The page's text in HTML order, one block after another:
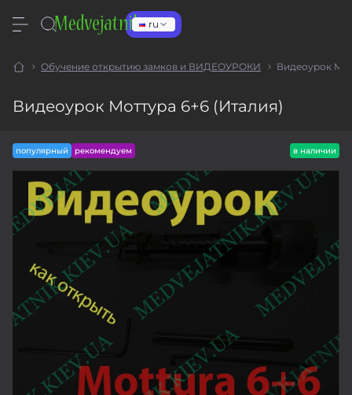
ru
Обучение открытию замков и ВИДЕОУРОКИ Видеоурок
Видеоурок Моттура 6+6 (Италия)
популярный рекомендуем в наличии